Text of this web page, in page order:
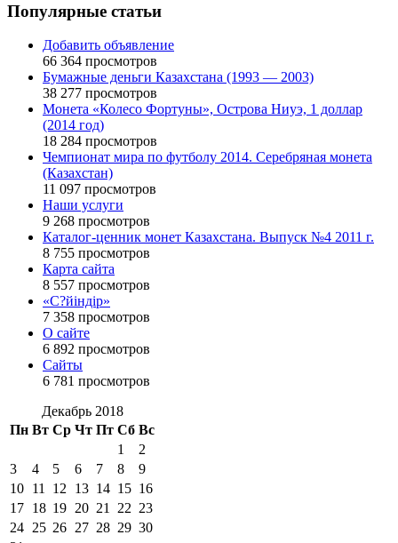
Популярные статьи
Добавить объявление
66 364 просмотров
Бумажные деньги Казахстана (1993 — 2003)
38 277 просмотров
Монета «Колесо Фортуны», Острова Ниуэ, 1 доллар
(2014 год)
18 284 просмотров
Чемпионат мира по футболу 2014. Серебряная монета
(Казахстан)
11 097 просмотров
Наши услуги
9 268 просмотров
Каталог-ценник монет Казахстана. Выпуск №4 2011 г.
8 755 просмотров
Карта сайта
8 557 просмотров
«С?йіндір»
7 358 просмотров
О сайте
6 892 просмотров
Сайты
6 781 просмотров
Декабрь 2018
Пн Вт Ср Чт Пт Сб Вс
1
2
3
4 5 6 7 8
9
10 11 12 13 14 15 16
17 18 19 20 21 22 23
24 25 26 27 28 29 30